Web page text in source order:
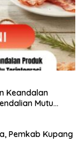
Keandalan
Mutu
Pemkab Kupang